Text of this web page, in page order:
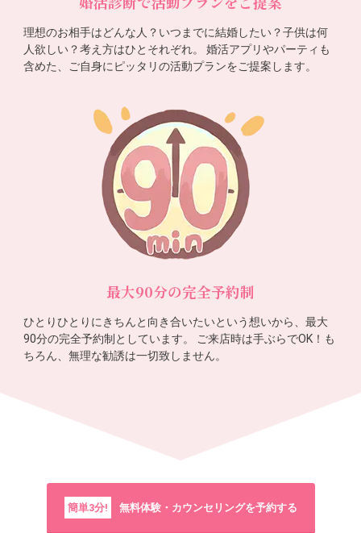
理想のお相手はどんな人？いつまでに結婚したい？子供は何
人欲しい？考え方はひとそれぞれ。 婚活アプリやパーティも
含めた、ご自身にピッタリの活動プランをご提案します。
最大90分の完全予約制
ひとりひとりにきちんと向き合いたいという想いから、最大
90分の完全予約制としています。 ご来店時は手ぶらでOK！も
ちろん、無理な勧誘は一切致しません。
簡単3分! 無料体験・カウンセリングを予約する